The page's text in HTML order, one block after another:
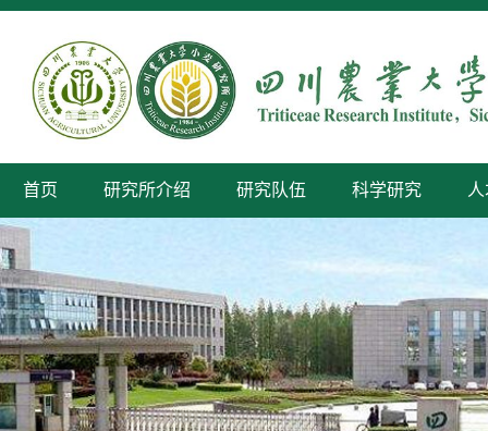
首页 研究所介绍 研究队伍 科学研究